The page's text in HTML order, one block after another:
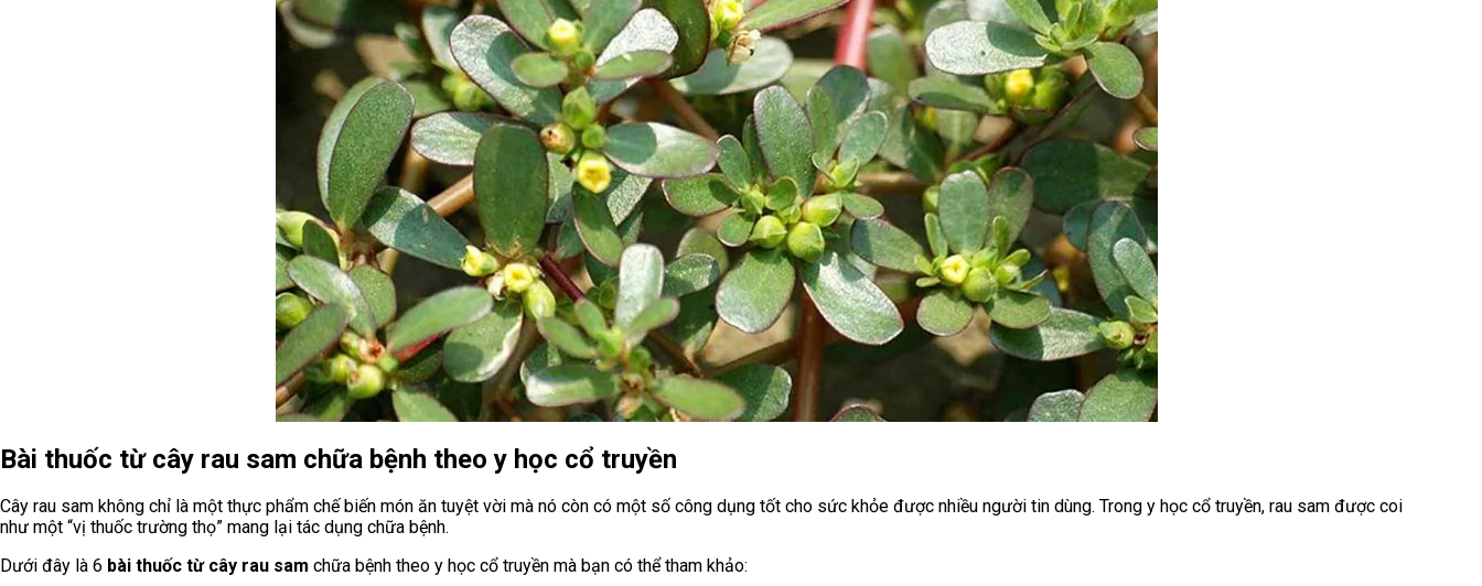
Bài thuốc từ cây rau sam chữa bệnh theo y học cổ truyền
Cây rau sam không chỉ là một thực phẩm chế biến món ăn tuyệt vời mà nó còn có một số công dụng tốt cho sức khỏe được nhiều người tin dùng. Trong y học cổ truyền, rau sam được coi
như một “vị thuốc trường thọ” mang lại tác dụng chữa bệnh.
Dưới đây là 6 bài thuốc từ cây rau sam chữa bệnh theo y học cổ truyền mà bạn có thể tham khảo: